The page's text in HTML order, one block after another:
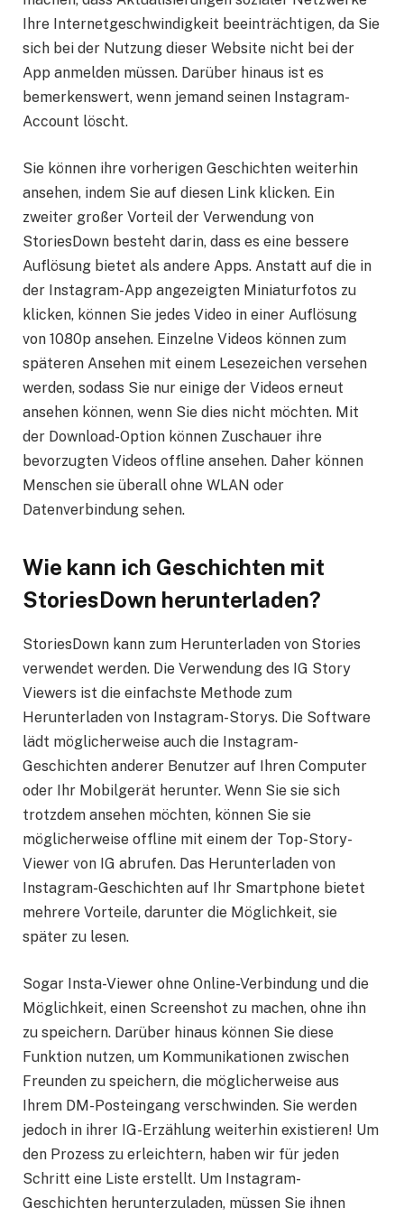
Ihre Internetgeschwindigkeit beeinträchtigen, da Sie
sich bei der Nutzung dieser Website nicht bei der
App anmelden müssen. Darüber hinaus ist es
bemerkenswert, wenn jemand seinen Instagram-
Account löscht.
Sie können ihre vorherigen Geschichten weiterhin
ansehen, indem Sie auf diesen Link klicken. Ein
zweiter großer Vorteil der Verwendung von
StoriesDown besteht darin, dass es eine bessere
Auflösung bietet als andere Apps. Anstatt auf die in
der Instagram-App angezeigten Miniaturfotos zu
klicken, können Sie jedes Video in einer Auflösung
von 1080p ansehen. Einzelne Videos können zum
späteren Ansehen mit einem Lesezeichen versehen
werden, sodass Sie nur einige der Videos erneut
ansehen können, wenn Sie dies nicht möchten. Mit
der Download-Option können Zuschauer ihre
bevorzugten Videos offline ansehen. Daher können
Menschen sie überall ohne WLAN oder
Datenverbindung sehen.
Wie kann ich Geschichten mit
StoriesDown herunterladen?
StoriesDown kann zum Herunterladen von Stories
verwendet werden. Die Verwendung des IG Story
Viewers ist die einfachste Methode zum
Herunterladen von Instagram-Storys. Die Software
lädt möglicherweise auch die Instagram-
Geschichten anderer Benutzer auf Ihren Computer
oder Ihr Mobilgerät herunter. Wenn Sie sie sich
trotzdem ansehen möchten, können Sie sie
möglicherweise offline mit einem der Top-Story-
Viewer von IG abrufen. Das Herunterladen von
Instagram-Geschichten auf Ihr Smartphone bietet
mehrere Vorteile, darunter die Möglichkeit, sie
später zu lesen.
Sogar Insta-Viewer ohne Online-Verbindung und die
Möglichkeit, einen Screenshot zu machen, ohne ihn
zu speichern. Darüber hinaus können Sie diese
Funktion nutzen, um Kommunikationen zwischen
Freunden zu speichern, die möglicherweise aus
Ihrem DM-Posteingang verschwinden. Sie werden
jedoch in ihrer IG-Erzählung weiterhin existieren! Um
den Prozess zu erleichtern, haben wir für jeden
Schritt eine Liste erstellt. Um Instagram-
Geschichten herunterzuladen, müssen Sie ihnen